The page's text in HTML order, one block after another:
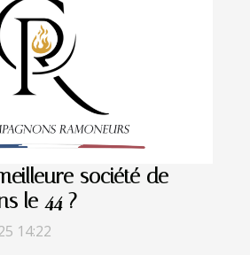
société de
le 44 ?
14:22